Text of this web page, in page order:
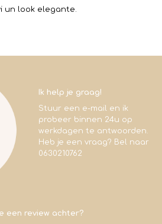
un look elegante.
Ik help je graag!
Stuur een e-mail en ik
probeer binnen 24u op
werkdagen te antwoorden.
Heb je een vraag? Bel naar
0630210762
een review achter?